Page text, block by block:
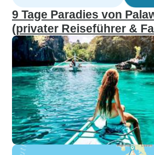
9 Tage Paradies von
(privater Reiseführer &